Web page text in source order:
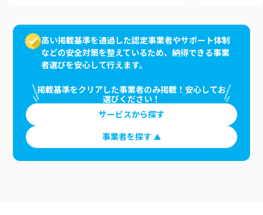
高い掲載基準を通過した認定事業者やサポート体制
などの安全対策を整えているため、納得できる事業
者選びを安心して行えます。
掲載基準をクリアした事業者のみ掲載！安心してお
選びください！
サービスから探す
事業者を探す